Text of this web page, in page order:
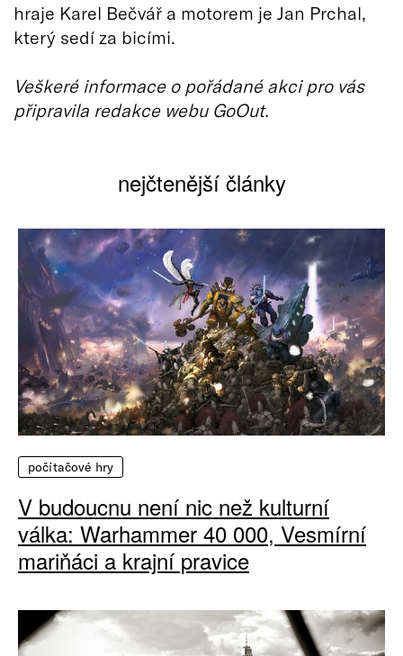
hraje Karel Bečvář a motorem je Jan Prchal,
který sedí za bicími.
Veškeré informace o pořádané akci pro vás
připravila redakce webu GoOut.
nejčtenější články
počítačové hry
V budoucnu není nic než kulturní
válka: Warhammer 40 000, Vesmírní
mariňáci a krajní pravice